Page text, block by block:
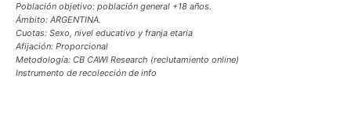
Población objetivo: población general +18 años.
Ámbito: ARGENTINA.
Cuotas: Sexo, nivel educativo y franja etaria
Afijación: Proporcional
Metodología: CB CAWI Research (reclutamiento online)
Instrumento de recolección de info